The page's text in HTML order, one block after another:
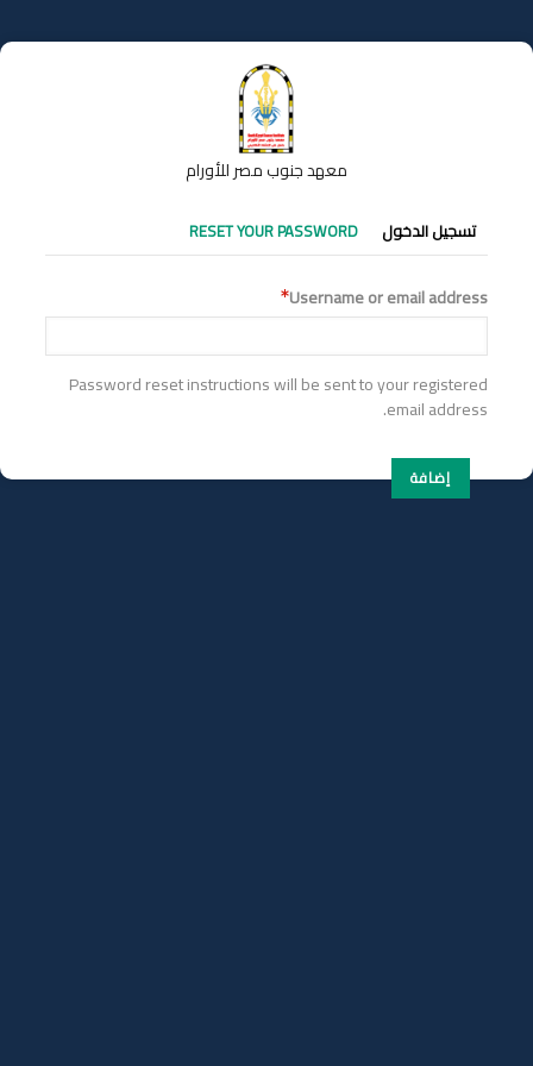
إلى
المحتوى
معهد جنوب مصر للأورام
التبويبات
الأساسية
تسجيل الدخول RESET YOUR PASSWORD
Username or email address
Password reset instructions will be sent to your registered
email address.